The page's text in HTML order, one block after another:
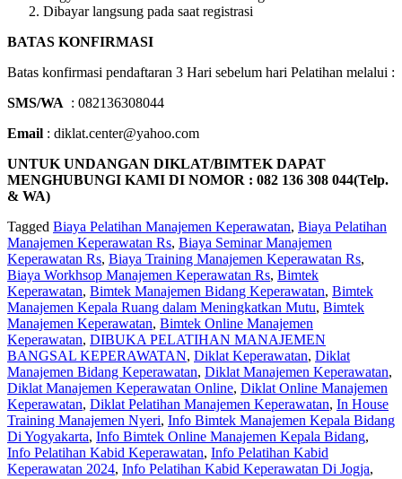
Dibayar langsung pada saat registrasi
BATAS KONFIRMASI
Batas konfirmasi pendaftaran 3 Hari sebelum hari Pelatihan melalui :
SMS/WA : 082136308044
Email : diklat.center@yahoo.com
UNTUK UNDANGAN DIKLAT/BIMTEK DAPAT
MENGHUBUNGI KAMI DI NOMOR : 082 136 308 044(Telp.
& WA)
Tagged Biaya Pelatihan Manajemen Keperawatan, Biaya Pelatihan
Manajemen Keperawatan Rs, Biaya Seminar Manajemen
Keperawatan Rs, Biaya Training Manajemen Keperawatan Rs,
Biaya Workhsop Manajemen Keperawatan Rs, Bimtek
Keperawatan, Bimtek Manajemen Bidang Keperawatan, Bimtek
Manajemen Kepala Ruang dalam Meningkatkan Mutu, Bimtek
Manajemen Keperawatan, Bimtek Online Manajemen
Keperawatan, DIBUKA PELATIHAN MANAJEMEN
BANGSAL KEPERAWATAN, Diklat Keperawatan, Diklat
Manajemen Bidang Keperawatan, Diklat Manajemen Keperawatan,
Diklat Manajemen Keperawatan Online, Diklat Online Manajemen
Keperawatan, Diklat Pelatihan Manajemen Keperawatan, In House
Training Manajemen Nyeri, Info Bimtek Manajemen Kepala Bidang
Di Yogyakarta, Info Bimtek Online Manajemen Kepala Bidang,
Info Pelatihan Kabid Keperawatan, Info Pelatihan Kabid
Keperawatan 2024, Info Pelatihan Kabid Keperawatan Di Jogja,